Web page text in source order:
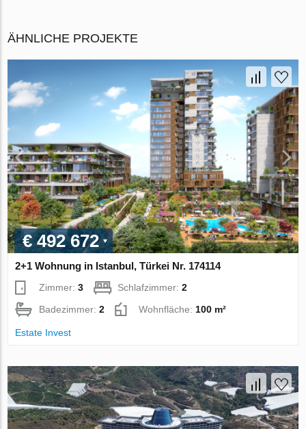
ÄHNLICHE PROJEKTE
€ 492 672
2+1 Wohnung in Istanbul, Türkei Nr. 174114
Zimmer:3 Schlafzimmer:2
Badezimmer:2 Wohnfläche:100 m²
Estate Invest